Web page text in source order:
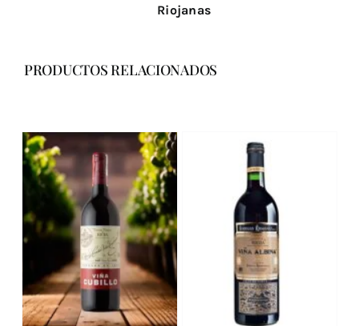
Riojanas
PRODUCTOS RELACIONADOS